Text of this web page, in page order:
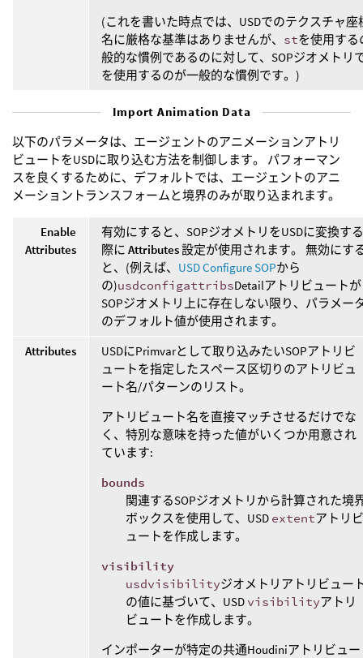
(これを書いた時点では、USDでのテクスチャ座
名に厳格な基準はありませんが、 stを使用する
般的な慣例であるのに対して、SOPジオメトリ
を使用するのが一般的な慣例です。)
Import Animation Data
以下のパラメータは、エージェントのアニメーションアトリ
ビュートをUSDに取り込む方法を制御します。 パフォーマン
スを良くするために、デフォルトでは、エージェントのアニ
メーショントランスフォームと境界のみが取り込まれます。
Enable
Attributes
有効にすると、SOPジオメトリをUSDに変換する
際に Attributes設定が使用されます。 無効にす
と、(例えば、 USD Configure SOPから
の)usdconfigattribsDetailアトリビュートが
SOPジオメトリ上に存在しない限り、パラメー
のデフォルト値が使用されます。
Attributes
USDにPrimvarとして取り込みたいSOPアトリビ
ュートを指定したスペース区切りのアトリビュ
ート名/パターンのリスト。
アトリビュート名を直接マッチさせるだけでな
く、特別な意味を持った値がいくつか用意され
ています:
bounds
関連するSOPジオメトリから計算された境
ボックスを使用して、USD extentアトリビ
ュートを作成します。
visibility
usdvisibilityジオメトリアトリビュー
の値に基づいて、USD visibilityアトリ
ビュートを作成します。
インポーターが特定の共通Houdiniアトリビュー